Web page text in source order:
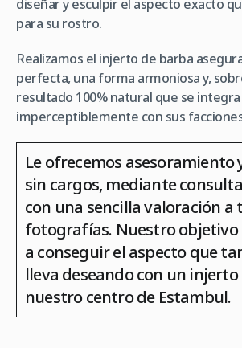
diseñar y esculpir el aspecto exacto
para su rostro.
Realizamos el injerto de barba
perfecta, una forma armoniosa y,
resultado 100% natural que se integra
imperceptiblemente con sus
Le ofrecemos asesoramiento
sin cargos, mediante
con una sencilla valoración a
fotografías. Nuestro objetivo
a conseguir el aspecto que
lleva deseando con un
nuestro centro de Estambul.